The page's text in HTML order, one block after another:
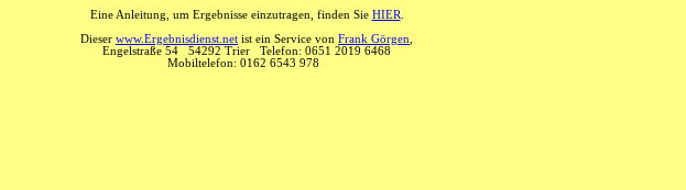
Eine Anleitung, um Ergebnisse einzutragen, finden Sie HIER
Dieser www.Ergebnisdienst.net ist ein Service von Frank Görgen
Engelstraße 54 54292 Trier Telefon: 0651 2019 6468
Mobiltelefon: 0162 6543 978